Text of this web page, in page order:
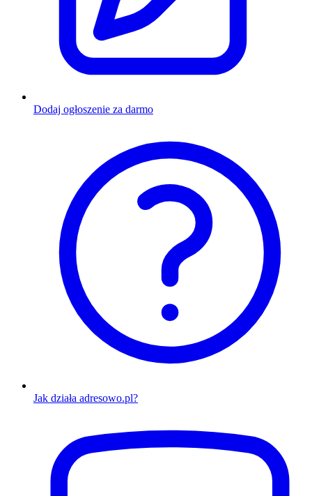
Dodaj ogłoszenie za darmo
Jak działa adresowo.pl?